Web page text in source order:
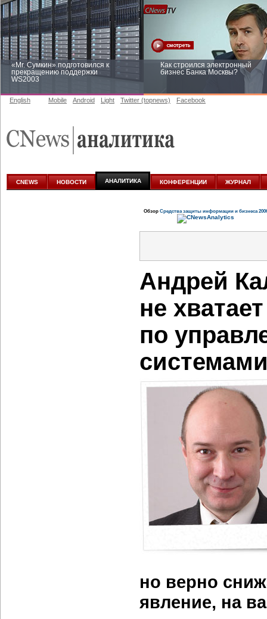
«Mr. Сумкин» подготовился к
прекращению поддержки
WS2003
Как строился электронный
бизнес Банка Москвы?
аналитике
English Mobile Android Light Twitter (topnews) Facebook
CNEWS НОВОСТИ АНАЛИТИКА КОНФЕРЕНЦИИ ЖУРНАЛ
Обзор Средства защиты информации и бизнеса
Андрей
не
по
но верно
явление, на